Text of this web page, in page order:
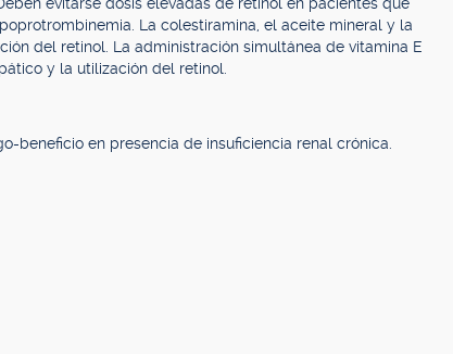
La colestiramina, el aceite mineral y la
del retinol. La administración simultánea de vitamina E
y la utilización del retinol.
beneficio en presencia de insuficiencia renal crónica.